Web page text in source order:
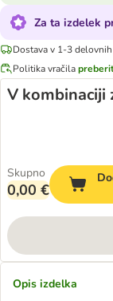
Za ta izdelek
Dostava v 1-3
Politika vračila
V kombinaciji
Skupno
0,00 €
Opis izdelka